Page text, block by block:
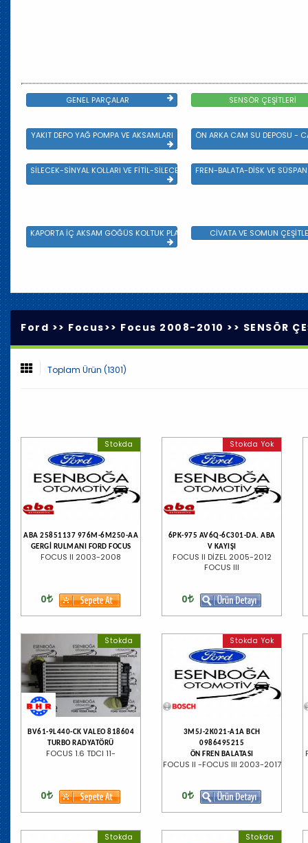
GENEL PARÇALAR SENSÖR ÇEŞİTLERİ
YAKIT DEPO YAĞ POMPA VE AKSAMLARI ÖN ARKA CAM SU DEPOSU -
SİLECEK-SİNYAL KOLLARI VE FİTİL-SİLECEK ÇEŞİTLERİFREN-BALATA-DİSK VE
KAPORTA İÇ AKSAM GÖĞÜS KOLTUK PLASTİK VE SAC AKSAM
CİVATA VE SOMUN
Ford >> Focus>> Focus 2008-2010 >> SENSÖR
Toplam Ürün (1301)
Stokda
ABA 25851137 976M-6M250-AA
GERGİ RULMANI FORD FOCUS
FOCUS II 2003-2008
0
Stokda Yok
6PK-975 AV6Q-6C301-DA. ABA
V KAYIŞI
FOCUS II DİZEL 2005-2012
FOCUS III
0
Stokda
BV61-9L440-CK VALEO 818604
TURBO RADYATÖRÜ
FOCUS 1.6 TDCI 11-
0
Stokda Yok
3M5J-2K021-A1A BCH
0986495215
ÖN FREN BALATASI
FOCUS II -FOCUS III 2003-2017
0
Stokda Stokda